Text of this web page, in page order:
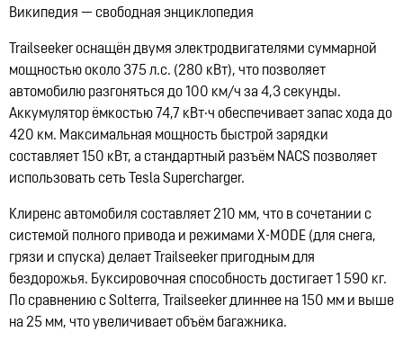
Википедия — свободная энциклопедия
Trailseeker оснащён двумя электродвигателями суммарной
мощностью около 375 л.с. (280 кВт), что позволяет
автомобилю разгоняться до 100 км/ч за 4,3 секунды.
Аккумулятор ёмкостью 74,7 кВт·ч обеспечивает запас хода до
420 км. Максимальная мощность быстрой зарядки
составляет 150 кВт, а стандартный разъём NACS позволяет
использовать сеть Tesla Supercharger.​
Клиренс автомобиля составляет 210 мм, что в сочетании с
системой полного привода и режимами X-MODE (для снега,
грязи и спуска) делает Trailseeker пригодным для
бездорожья. Буксировочная способность достигает 1 590 кг.
По сравнению с Solterra, Trailseeker длиннее на 150 мм и выше
на 25 мм, что увеличивает объём багажника.​